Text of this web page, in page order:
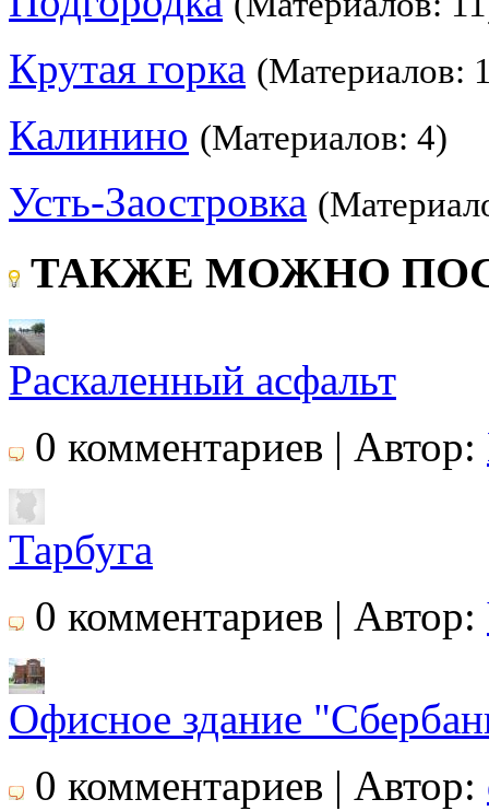
Крутая горка (Материалов:
Калинино (Материалов: 4)
Усть-Заостровка
ТАКЖЕ МОЖНО
Раскаленный асфальт
0 комментариев | Автор:
Тарбуга
0 комментариев | Автор:
Офисное здание
0 комментариев | Автор: